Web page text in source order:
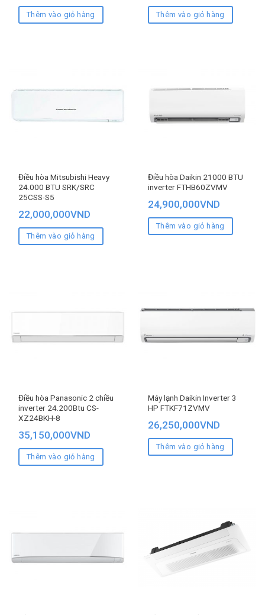
Thêm vào giỏ hàng Thêm vào giỏ hàng
Điều hòa Mitsubishi Heavy
24.000 BTU SRK/SRC
25CSS-S5
22,000,000VND
Thêm vào giỏ hàng
Điều hòa Daikin 21000 BTU
inverter FTHB60ZVMV
24,900,000VND
Thêm vào giỏ hàng
Điều hòa Panasonic 2 chiều
inverter 24.200Btu CS-
XZ24BKH-8
35,150,000VND
Thêm vào giỏ hàng
Máy lạnh Daikin Inverter 3
HP FTKF71ZVMV
26,250,000VND
Thêm vào giỏ hàng